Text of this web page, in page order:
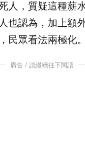
人，質疑這種薪
也認為，加上額
民眾看法兩極化。
廣告 / 請繼續往下閱讀